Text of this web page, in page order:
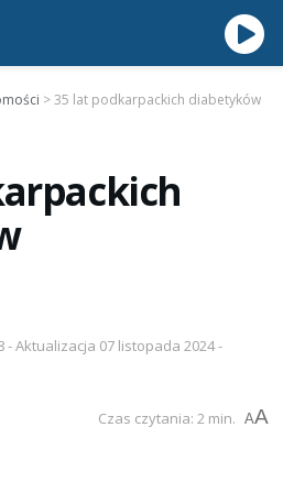
>35 lat podkarpackich diabetyków
- Aktualizacja 07 listopada 2024 -
Czas czytania: 2 min. AA